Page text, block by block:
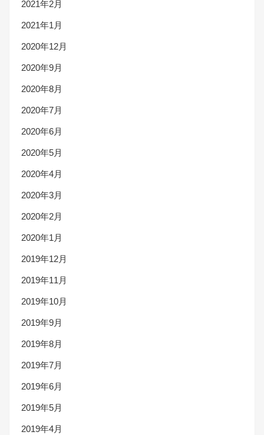
2021年2月
2021年1月
2020年12月
2020年9月
2020年8月
2020年7月
2020年6月
2020年5月
2020年4月
2020年3月
2020年2月
2020年1月
2019年12月
2019年11月
2019年10月
2019年9月
2019年8月
2019年7月
2019年6月
2019年5月
2019年4月